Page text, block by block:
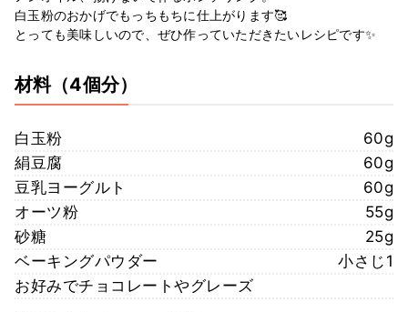
白玉粉のおかげでもっちもちに仕上がります🥰
とっても美味しいので、ぜひ作っていただきたいレシピです✨
材料（4個分）
白玉粉
60g
絹豆腐
60g
豆乳ヨーグルト
60g
オーツ粉
55g
砂糖
25g
ベーキングパウダー
小さじ1
お好みでチョコレートやグレーズ